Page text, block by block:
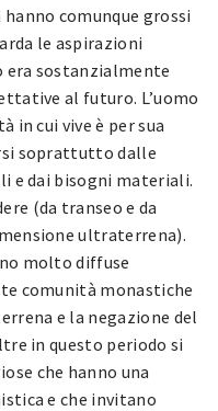
comunque grossi
le aspirazioni
era sostanzialmente
al futuro. L’uomo
in cui vive è per sua
soprattutto dalle
e dai bisogni materiali.
(da transeo e da
ultraterrena).
molto diffuse
comunità monastiche
e la negazione del
in questo periodo si
che hanno una
e che invitano